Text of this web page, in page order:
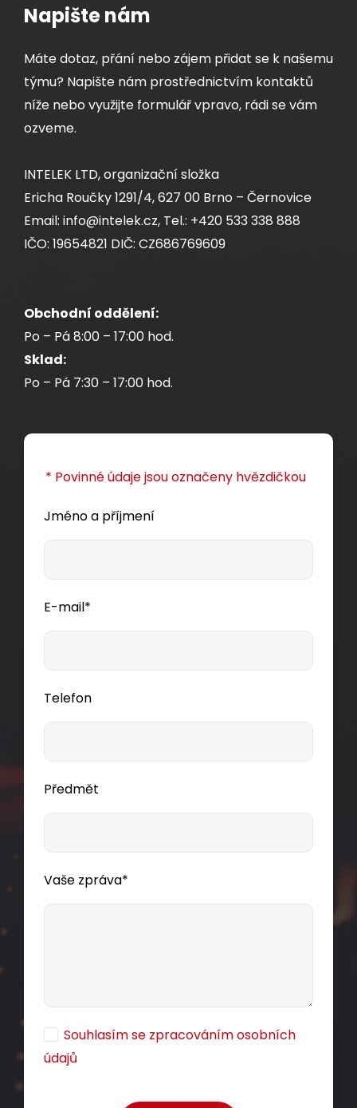
Napište nám
Máte dotaz, přání nebo zájem přidat se k našemu
týmu? Napište nám prostřednictvím kontaktů
níže nebo využijte formulář vpravo, rádi se vám
ozveme.
INTELEK LTD, organizační složka
Ericha Roučky 1291/4, 627 00 Brno – Černovice
Email: info@intelek.cz, Tel.: +420 533 338 888
IČO: 19654821 DIČ: CZ686769609
Obchodní oddělení:
Po – Pá 8:00 – 17:00 hod.
Sklad:
Po – Pá 7:30 – 17:00 hod.
* Povinné údaje jsou označeny hvězdičkou
Jméno a příjmení
E-mail*
Telefon
Předmět
Vaše zpráva*
Souhlasím se zpracováním osobních
údajů